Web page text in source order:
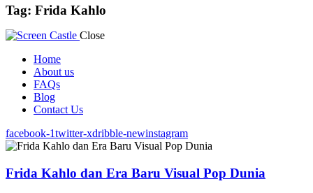
Tag: Frida Kahlo
Close
Home
About us
FAQs
Blog
Contact Us
facebook-1twitter-xdribble-newinstagram
Frida Kahlo dan Era Baru Visual Pop Dunia